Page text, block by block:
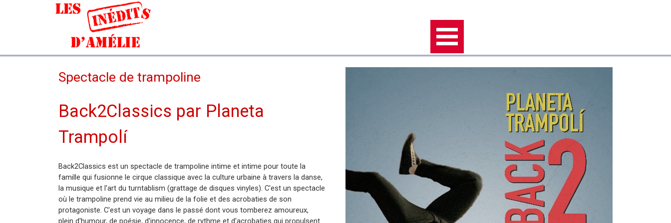
Spectacle de trampoline
Back2Classics par Planeta
Trampolí
Back2Classics est un spectacle de trampoline intime et intime pour toute la
famille qui fusionne le cirque classique avec la culture urbaine à travers la danse,
la musique et l'art du turntablism (grattage de disques vinyles). C'est un spectacle
où le trampoline prend vie au milieu de la folie et des acrobaties de son
protagoniste. C'est un voyage dans le passé dont vous tomberez amoureux,
plein d'humour, de poésie, d'innocence, de rythme et d'acrobaties qui propulsent